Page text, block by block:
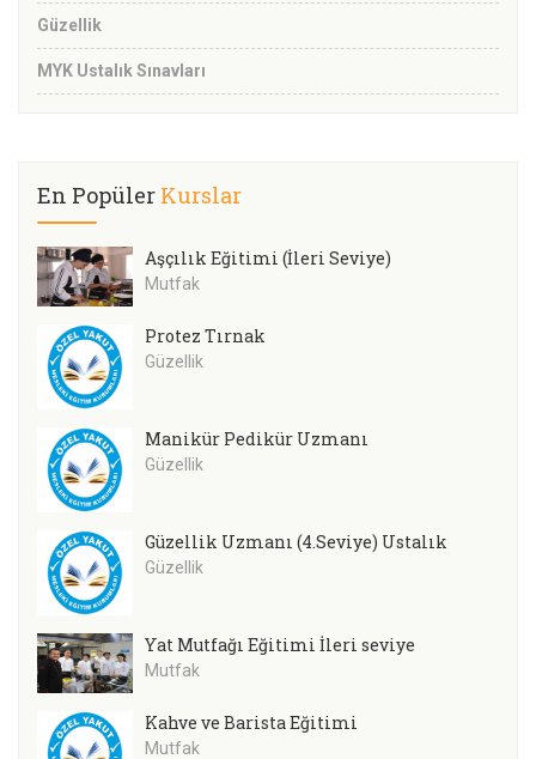
Güzellik
MYK Ustalık Sınavları
En Popüler Kurslar
Aşçılık Eğitimi (İleri Seviye)
Mutfak
Protez Tırnak
Güzellik
Manikür Pedikür Uzmanı
Güzellik
Güzellik Uzmanı (4.Seviye) Ustalık
Güzellik
Yat Mutfağı Eğitimi İleri seviye
Mutfak
Kahve ve Barista Eğitimi
Mutfak